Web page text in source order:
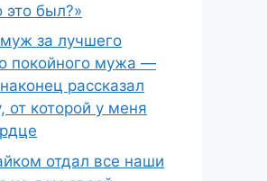
это был?»
за лучшего
покойного мужа —
рассказал
от которой у меня
отдал все наши